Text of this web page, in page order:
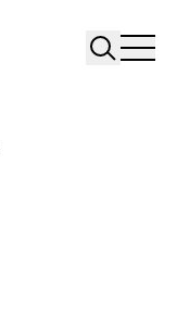
Search